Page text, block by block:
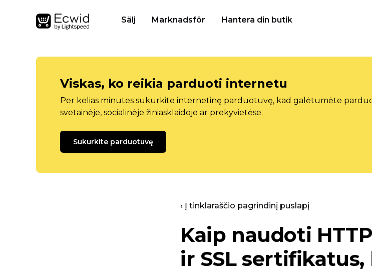
Sälj Marknadsför Hantera din butik
Viskas, ko reikia parduoti internetu
Per kelias minutes sukurkite internetinę parduotuvę, kad galėtumėte
svetainėje, socialinėje žiniasklaidoje ar prekyvietėse.
Sukurkite parduotuvę
‹ Į tinklaraščio pagrindinį puslapį
Kaip naudoti
ir SSL sertifikatus,